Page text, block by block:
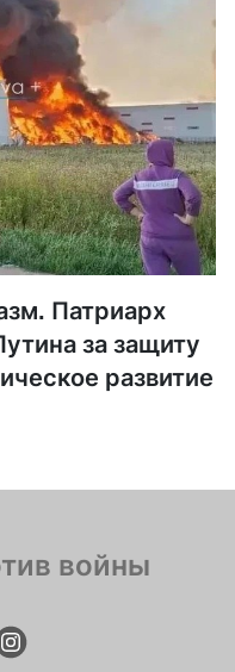
Патриарх
за защиту
развитие
войны